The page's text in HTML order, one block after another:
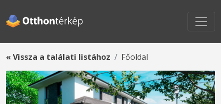
« Vissza a találati listához Főoldal